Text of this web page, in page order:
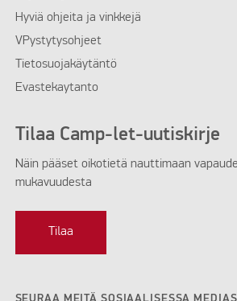
Hyviä ohjeita ja vinkkejä
VPystytysohjeet
Tietosuojakäytäntö
Evastekaytanto
Tilaa Camp-let-uutiskirje
Näin pääset oikotietä nauttimaan
mukavuudesta
Tilaa
SEURAA MEITÄ SOSIAALISESSA